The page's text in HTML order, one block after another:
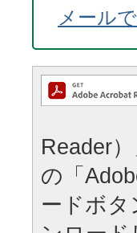
メール
Reader
の「
ードボ